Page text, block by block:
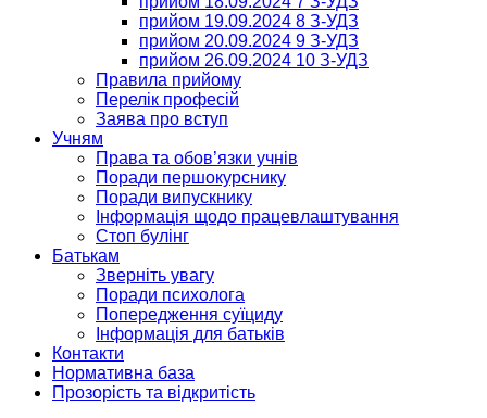
прийом 19.09.2024 8 З-УДЗ
прийом 20.09.2024 9 З-УДЗ
прийом 26.09.2024 10 З-УДЗ
Правила прийому
Перелік професій
Заява про вступ
Учням
Права та обов’язки учнів
Поради першокурснику
Поради випускнику
Інформація щодо працевлаштування
Стоп булінг
Батькам
Зверніть увагу
Поради психолога
Попередження суїциду
Інформація для батьків
Контакти
Нормативна база
Прозорість та відкритість